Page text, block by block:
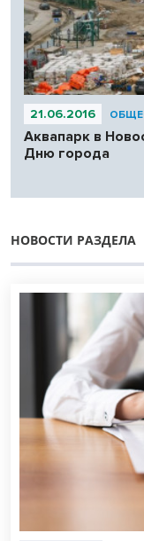
21.06.2016
Аквапарк в
Дню города
НОВОСТИ РАЗДЕЛА